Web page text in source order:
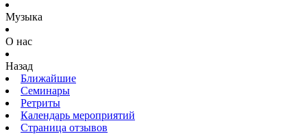
Музыка
О нас
Назад
Ближайшие
Семинары
Ретриты
Календарь мероприятий
Страница отзывов